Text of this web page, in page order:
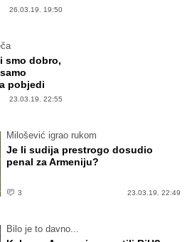
26.03.19. 19:50
smo dobro,
pobjedi
23.03.19. 22:55
Milošević igrao rukom
Je li sudija prestrogo dosudio
penal za Armeniju?
3 23.03.19. 22:49
Bilo je to davno...